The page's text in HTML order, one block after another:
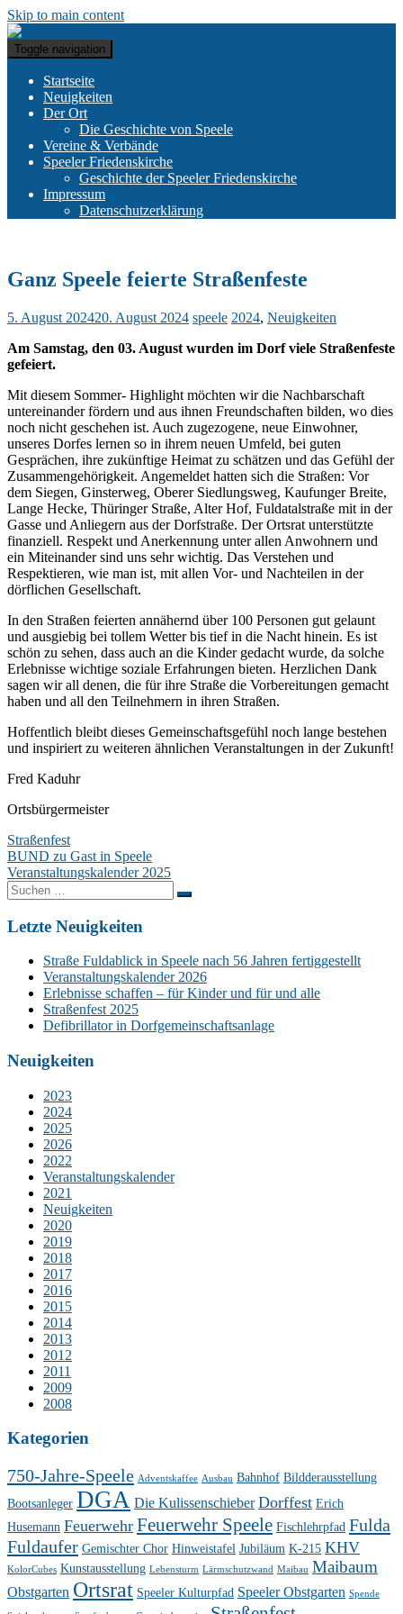
Skip to main content
Toggle navigation
Startseite
Neuigkeiten
Der Ort
Die Geschichte von Speele
Vereine & Verbände
Speeler Friedenskirche
Geschichte der Speeler Friedenskirche
Impressum
Datenschutzerklärung
Ganz Speele feierte Straßenfeste
5. August 202420. August 2024 speele 2024, Neuigkeiten
Am Samstag, den 03. August wurden im Dorf viele Straßenfeste
gefeiert.
Mit diesem Sommer- Highlight möchten wir die Nachbarschaft
untereinander fördern und aus ihnen Freundschaften bilden, wo dies
noch nicht geschehen ist. Auch zugezogene, neue Einwohner,
unseres Dorfes lernen so in ihrem neuen Umfeld, bei guten
Gesprächen, ihre zukünftige Heimat zu schätzen und das Gefühl der
Zusammengehörigkeit. Angemeldet hatten sich die Straßen: Vor
dem Siegen, Ginsterweg, Oberer Siedlungsweg, Kaufunger Breite,
Lange Hecke, Thüringer Straße, Alter Hof, Fuldatalstraße mit in der
Gasse und Anliegern aus der Dorfstraße. Der Ortsrat unterstützte
finanziell. Respekt und Anerkennung unter allen Anwohnern und
ein Miteinander sind uns sehr wichtig. Das Verstehen und
Respektieren, wie man ist, mit allen Vor- und Nachteilen in der
dörflichen Gesellschaft.
In den Straßen feierten annähernd über 100 Personen gut gelaunt
und ausgiebig bei tollem Wetter bis tief in die Nacht hinein. Es ist
schön zu sehen, dass auch an die Kinder gedacht wurde, da solche
Erlebnisse wichtige soziale Erfahrungen bieten. Herzlichen Dank
sagen wir all denen, die für ihre Straße die Vorbereitungen gemacht
haben und all den Teilnehmern in ihren Straßen.
Hoffentlich bleibt dieses Gemeinschaftsgefühl noch lange bestehen
und inspiriert zu weiteren ähnlichen Veranstaltungen in der Zukunft!
Fred Kaduhr
Ortsbürgermeister
Straßenfest
Beitragsnavigation
BUND zu Gast in Speele
Veranstaltungskalender 2025
Suchen
nach:
Letzte Neuigkeiten
Straße Fuldablick in Speele nach 56 Jahren fertiggestellt
Veranstaltungskalender 2026
Erlebnisse schaffen – für Kinder und für und alle
Straßenfest 2025
Defibrillator in Dorfgemeinschaftsanlage
Neuigkeiten
2023
2024
2025
2026
2022
Veranstaltungskalender
2021
Neuigkeiten
2020
2019
2018
2017
2016
2015
2014
2013
2012
2011
2009
2008
Kategorien
750-Jahre-Speele Adventskaffee Ausbau Bahnhof Bildderausstellung
Bootsanleger DGA Die Kulissenschieber Dorffest Erich
Husemann Feuerwehr Feuerwehr Speele Fischlehrpfad Fulda
Fuldaufer Gemischter Chor Hinweistafel Jubiläum K-215 KHV
KolorCubes Kunstausstellung Lebensturm Lärmschutzwand Maibau Maibaum
Obstgarten Ortsrat Speeler Kulturpfad Speeler Obstgarten Spende